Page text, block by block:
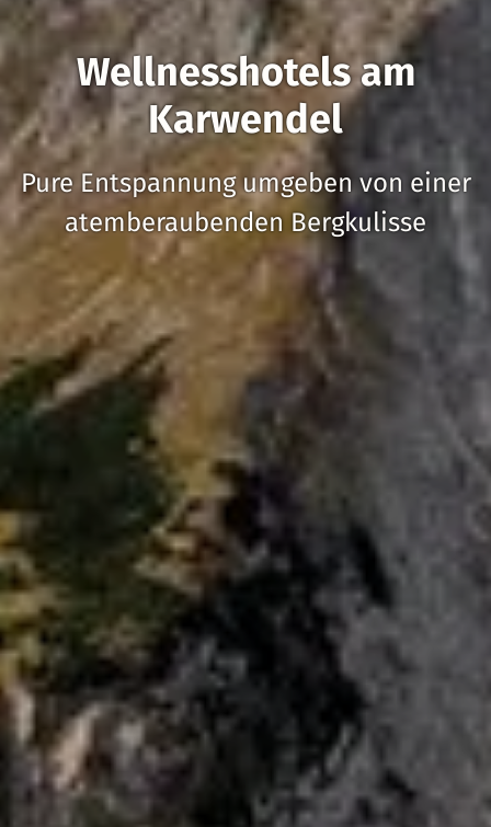
Wellnesshotels am
Karwendel
Pure Entspannung umgeben von einer
atemberaubenden Bergkulisse